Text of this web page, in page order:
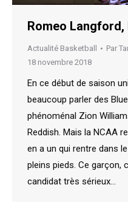
Romeo Langford,
Actualité Basketball Par
18 novembre 2018
En ce début de saison
beaucoup parler des
phénoménal Zion
Reddish. Mais la NCAA
en a un qui rentre dans
pleins pieds. Ce garçon,
candidat très sérieux…